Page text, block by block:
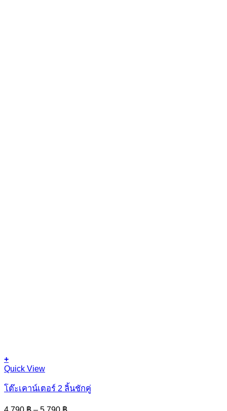
+
This
has
variants.
Quick View
โต๊ะเคาน์เตอร์ 2 ลิ้นชักคู่